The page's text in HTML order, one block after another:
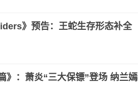
》预告：王蛇生存形态补全
》：萧炎“三大保镖”登场 纳兰嫣